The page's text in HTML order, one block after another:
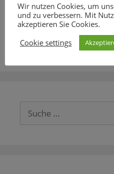
Diese Website
reduzieren.Erfahre
Kommentardaten
Suche
nach:
Wir nutzen Cookies, um
und zu verbessern. Mit
akzeptieren Sie Cookies.
Cookie settings